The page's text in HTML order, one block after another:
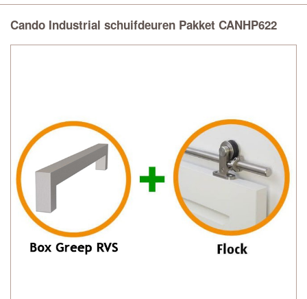
Cando Industrial schuifdeuren Pakket CANHP622